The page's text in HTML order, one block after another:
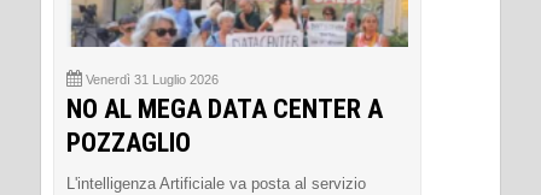
Venerdì 31 Luglio 2026
NO AL MEGA DATA CENTER A
POZZAGLIO
L'intelligenza Artificiale va posta al servizio